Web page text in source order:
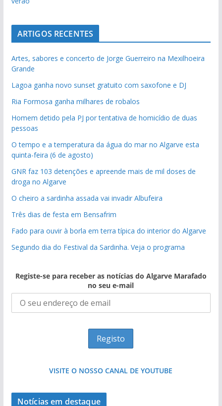
ARTIGOS RECENTES
Artes, sabores e concerto de Jorge Guerreiro na Mexilhoeira
Grande
Lagoa ganha novo sunset gratuito com saxofone e DJ
Ria Formosa ganha milhares de robalos
Homem detido pela PJ por tentativa de homicídio de duas
pessoas
O tempo e a temperatura da água do mar no Algarve esta
quinta-feira (6 de agosto)
GNR faz 103 detenções e apreende mais de mil doses de
droga no Algarve
O cheiro a sardinha assada vai invadir Albufeira
Três dias de festa em Bensafrim
Fado para ouvir à borla em terra típica do interior do Algarve
Segundo dia do Festival da Sardinha. Veja o programa
Registe-se para receber as notícias do Algarve Marafado
no seu e-mail
VISITE O NOSSO CANAL DE YOUTUBE
Notícias em destaque